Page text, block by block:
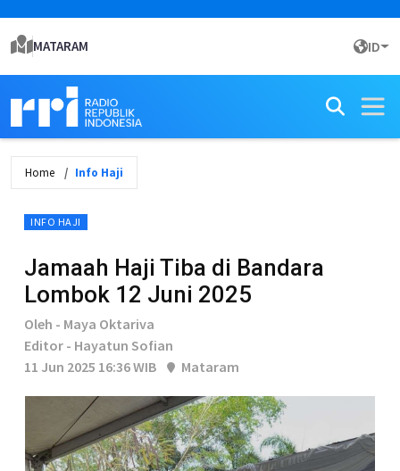
MATARAM ID
Home Info Haji
INFO HAJI
Jamaah Haji Tiba di Bandara
Lombok 12 Juni 2025
Oleh - Maya Oktariva
Editor - Hayatun Sofian
11 Jun 2025 16:36 WIB
Mataram